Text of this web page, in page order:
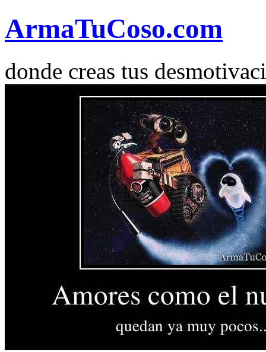
ArmaTuCoso.com
donde creas tus